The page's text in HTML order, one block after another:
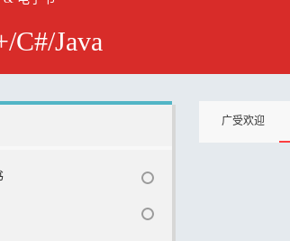
C#/Java
广受欢迎